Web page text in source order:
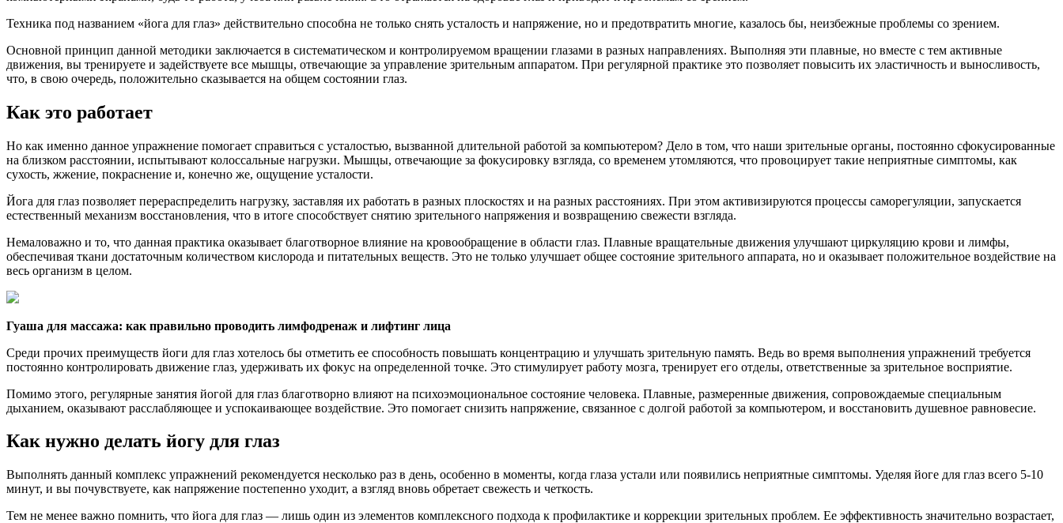
Техника под названием «йога для глаз» действительно способна не только снять усталость и напряжение, но и предотвратить многие, казалось бы, неизбежные проблемы со зрением.
Основной принцип данной методики заключается в систематическом и контролируемом вращении глазами в разных направлениях. Выполняя эти плавные, но вместе с тем активные
движения, вы тренируете и задействуете все мышцы, отвечающие за управление зрительным аппаратом. При регулярной практике это позволяет повысить их эластичность и выносливость,
что, в свою очередь, положительно сказывается на общем состоянии глаз.
Как это работает
Но как именно данное упражнение помогает справиться с усталостью, вызванной длительной работой за компьютером? Дело в том, что наши зрительные органы, постоянно сфокусированные
на близком расстоянии, испытывают колоссальные нагрузки. Мышцы, отвечающие за фокусировку взгляда, со временем утомляются, что провоцирует такие неприятные симптомы, как
сухость, жжение, покраснение и, конечно же, ощущение усталости.
Йога для глаз позволяет перераспределить нагрузку, заставляя их работать в разных плоскостях и на разных расстояниях. При этом активизируются процессы саморегуляции, запускается
естественный механизм восстановления, что в итоге способствует снятию зрительного напряжения и возвращению свежести взгляда.
Немаловажно и то, что данная практика оказывает благотворное влияние на кровообращение в области глаз. Плавные вращательные движения улучшают циркуляцию крови и лимфы,
обеспечивая ткани достаточным количеством кислорода и питательных веществ. Это не только улучшает общее состояние зрительного аппарата, но и оказывает положительное воздействие на
весь организм в целом.
Гуаша для массажа: как правильно проводить лимфодренаж и лифтинг лица
Среди прочих преимуществ йоги для глаз хотелось бы отметить ее способность повышать концентрацию и улучшать зрительную память. Ведь во время выполнения упражнений требуется
постоянно контролировать движение глаз, удерживать их фокус на определенной точке. Это стимулирует работу мозга, тренирует его отделы, ответственные за зрительное восприятие.
Помимо этого, регулярные занятия йогой для глаз благотворно влияют на психоэмоциональное состояние человека. Плавные, размеренные движения, сопровождаемые специальным
дыханием, оказывают расслабляющее и успокаивающее воздействие. Это помогает снизить напряжение, связанное с долгой работой за компьютером, и восстановить душевное равновесие.
Как нужно делать йогу для глаз
Выполнять данный комплекс упражнений рекомендуется несколько раз в день, особенно в моменты, когда глаза устали или появились неприятные симптомы. Уделяя йоге для глаз всего 5-10
минут, и вы почувствуете, как напряжение постепенно уходит, а взгляд вновь обретает свежесть и четкость.
Тем не менее важно помнить, что йога для глаз — лишь один из элементов комплексного подхода к профилактике и коррекции зрительных проблем. Ее эффективность значительно возрастает,